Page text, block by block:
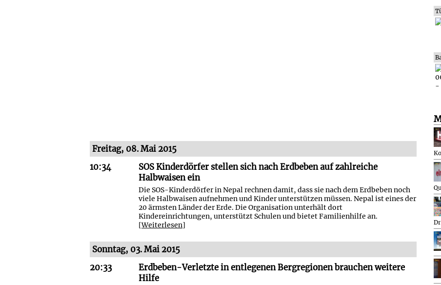
Freitag, 08. Mai 2015
10:34
SOS Kinderdörfer stellen sich nach Erdbeben auf zahlreiche
Halbwaisen ein
Die SOS-Kinderdörfer in Nepal rechnen damit, dass sie nach dem Erdbeben noch
viele Halbwaisen aufnehmen und Kinder unterstützen müssen. Nepal ist eines der
20 ärmsten Länder der Erde. Die Organisation unterhält dort
Kindereinrichtungen, unterstützt Schulen und bietet Familienhilfe an.
[Weiterlesen]
Sonntag, 03. Mai 2015
20:33
Erdbeben-Verletzte in entlegenen Bergregionen brauchen weitere
Hilfe